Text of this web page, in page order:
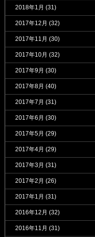
2018年1月 (31)
2017年12月 (32)
2017年11月 (30)
2017年10月 (32)
2017年9月 (30)
2017年8月 (40)
2017年7月 (31)
2017年6月 (30)
2017年5月 (29)
2017年4月 (29)
2017年3月 (31)
2017年2月 (26)
2017年1月 (31)
2016年12月 (32)
2016年11月 (31)